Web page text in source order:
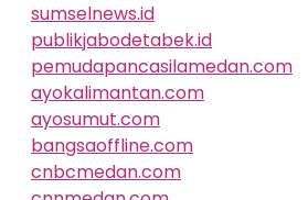
sumselnews.id
publikjabodetabek.id
pemudapancasilamedan.com
ayokalimantan.com
ayosumut.com
bangsaoffline.com
cnbcmedan.com